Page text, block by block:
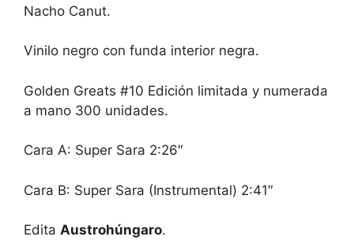
Nacho Canut.
Vinilo negro con funda interior negra.
Golden Greats #10 Edición limitada y numerada
a mano 300 unidades.
Cara A: Super Sara 2:26″
Cara B: Super Sara (Instrumental) 2:41″
Edita Austrohúngaro.